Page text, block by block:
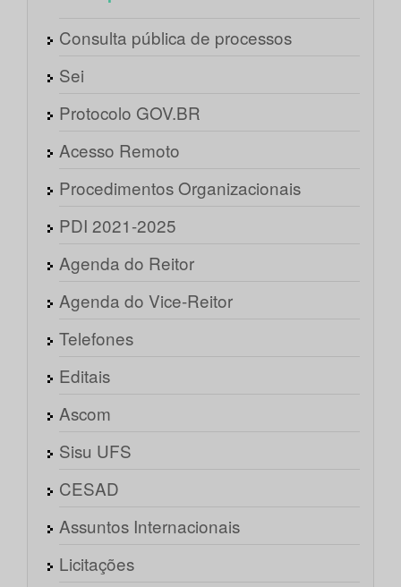
Consulta pública de processos
Sei
Protocolo GOV.BR
Acesso Remoto
Procedimentos Organizacionais
PDI 2021-2025
Agenda do Reitor
Agenda do Vice-Reitor
Telefones
Editais
Ascom
Sisu UFS
CESAD
Assuntos Internacionais
Licitações